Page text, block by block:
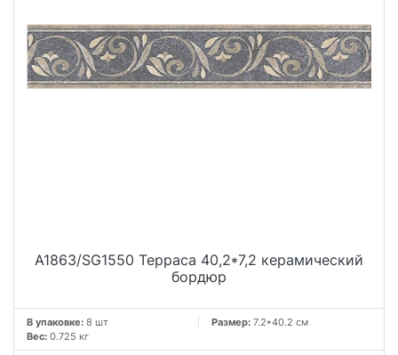
A1863/SG1550 Терраса 40,2*7,2 керамический
бордюр
В упаковке: 8 шт Размер: 7.2*40.2 см
Вес: 0.725 кг